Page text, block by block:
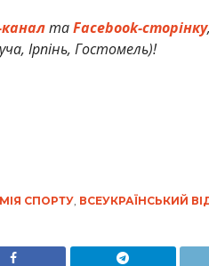
таFacebook-сторінку
Ірпінь, Гостомель)!
СПОРТУ, ВСЕУКРАЇНСЬКИЙ